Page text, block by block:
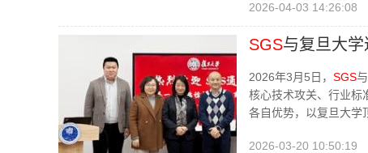
2026-04-03 14:26:08
SGS与复旦大
2026年3月5日， SGS
核心技术攻关、行业标
各自优势，以复旦大学
2026-03-20 10:50:19